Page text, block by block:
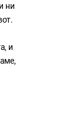
ни
и